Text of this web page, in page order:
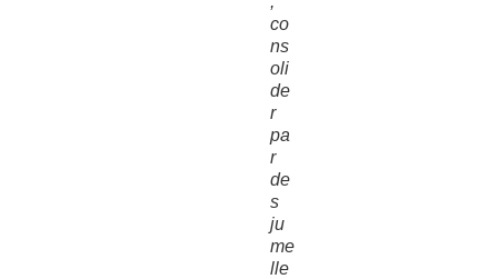
co
ns
oli
de
r
pa
r
de
s
ju
me
lle